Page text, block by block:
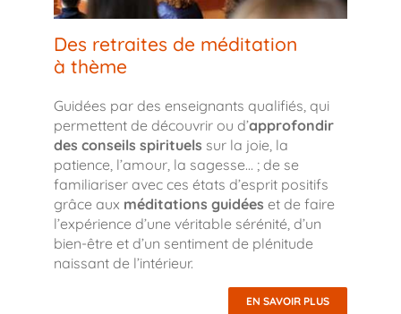
Des retraites de méditation
à thème
Guidées par des enseignants qualifiés, qui
permettent de découvrir ou d’approfondir
des conseils spirituels sur la joie, la
patience, l’amour, la sagesse… ; de se
familiariser avec ces états d’esprit positifs
grâce aux méditations guidées et de faire
l’expérience d’une véritable sérénité, d’un
bien-être et d’un sentiment de plénitude
naissant de l’intérieur.
EN SAVOIR PLUS